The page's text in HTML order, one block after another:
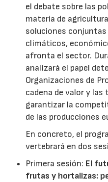
el debate sobre las
materia de
soluciones
climáticos,
afronta el sector.
analizará el papel
Organizaciones de
cadena de valor y las
garantizar la
de las producciones
En concreto, el
vertebrará en dos
Primera sesión: El
frutas y hortalizas: